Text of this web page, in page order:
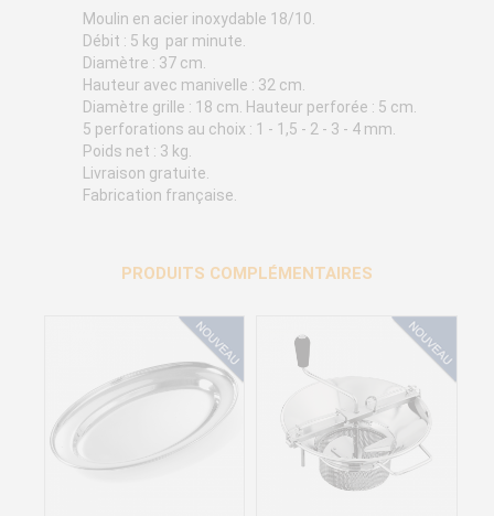
Moulin en acier inoxydable 18/10.
Débit : 5 kg par minute.
Diamètre : 37 cm.
Hauteur avec manivelle : 32 cm.
Diamètre grille : 18 cm. Hauteur perforée : 5 cm.
5 perforations au choix : 1 - 1,5 - 2 - 3 - 4 mm.
Poids net : 3 kg.
Livraison gratuite.
Fabrication française.
PRODUITS COMPLÉMENTAIRES